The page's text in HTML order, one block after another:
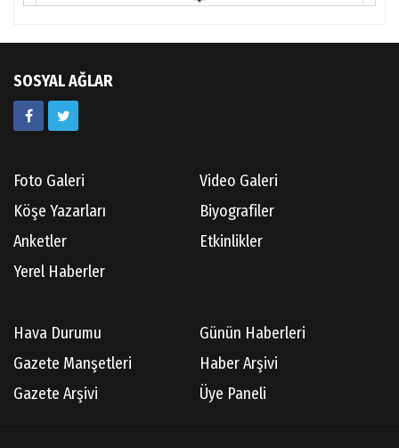
SOSYAL AĞLAR
Foto Galeri
Video Galeri
Köşe Yazarları
Biyografiler
Anketler
Etkinlikler
Yerel Haberler
Hava Durumu
Günün Haberleri
Gazete Manşetleri
Haber Arşivi
Gazete Arşivi
Üye Paneli